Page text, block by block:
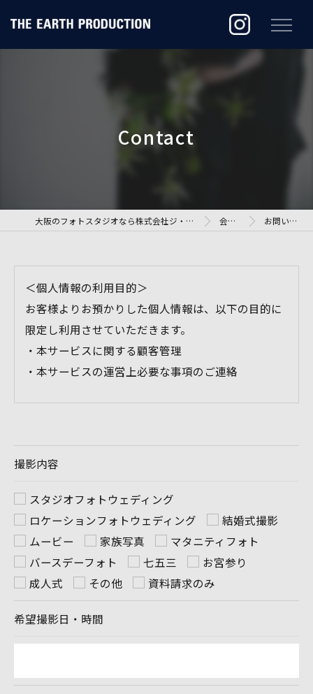
大阪のフォトスタジオなら株式会社ジ・アースプロダクション 会社概要 お問い合わせ
＜個人情報の利用目的＞
お客様よりお預かりした個人情報は、以下の目的に
限定し利用させていただきます。
・本サービスに関する顧客管理
・本サービスの運営上必要な事項のご連絡
られた場合を除き、
ません。
＜個人情報の委託について＞
当社では、利用目的の達成に必要な範囲において、
個人情報を外部に委託する場合があります。
これらの委託先に対しては個人情報保護契約等の措
置をとり、適切な監督を行います。
当社では、個人情報の漏洩等がなされないよう、適
撮影内容
スタジオフォトウェディング
ロケーションフォトウェディング
結婚式撮影
ムービー
家族写真
マタニティフォト
バースデーフォト
七五三
お宮参り
成人式
その他 資料請求のみ
希望撮影日・時間